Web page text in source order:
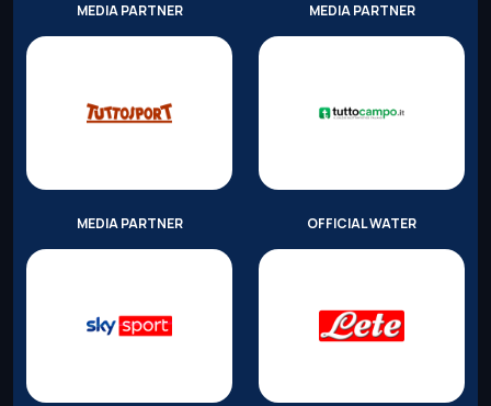
MEDIA PARTNER MEDIA PARTNER
MEDIA PARTNER OFFICIAL WATER